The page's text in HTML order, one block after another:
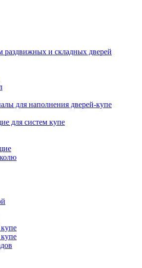
раздвижных и складных дверей
для наполнения дверей-купе
для систем купе